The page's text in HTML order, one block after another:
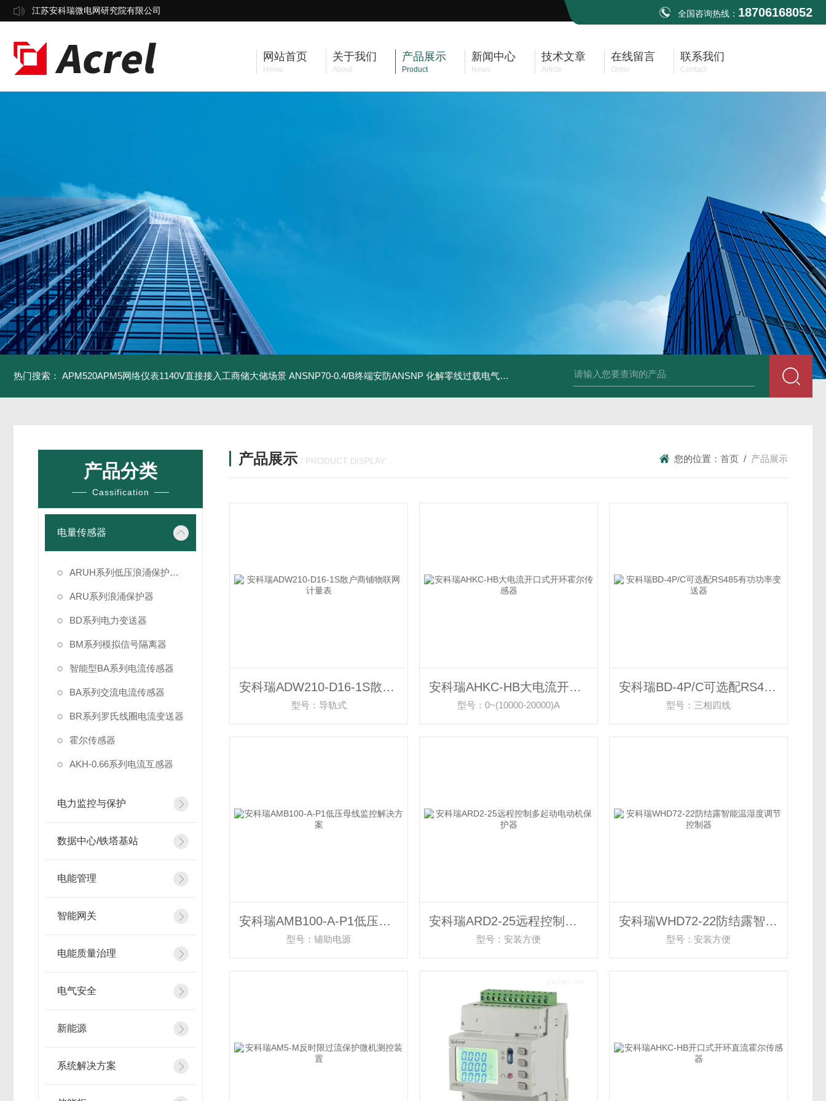
江苏安科瑞微电网研究院有限公司 全国咨询热线： 18706168052
网站首页
Home
关于我们
About
产品展示
Product
新闻中心
News
技术文章
Article
在线留言
Order
联系我们
Contact
热门搜索： APM520APM5网络仪表1140V直接接入工商储大储场景 ANSNP70-0.4/B终端安防ANSNP 化解零线过载电气隐患案例 ANSNP70-0.4/B终端安防ANSNP 化解零线过载电气隐患 数据冻结
产品分类
Cassification
电量传感器
ARUH系列低压浪涌保护装置
ARU系列浪涌保护器
BD系列电力变送器
BM系列模拟信号隔离器
智能型BA系列电流传感器
BA系列交流电流传感器
BR系列罗氏线圈电流变送器
霍尔传感器
AKH-0.66系列电流互感器
电力监控与保护
数据中心/铁塔基站
电能管理
智能网关
电能质量治理
电气安全
新能源
系统解决方案
产品展示 / PRODUCT DISPLAY 您的位置： 首页 / 产品展示
安科瑞ADW210-D16-1S散户商铺物联网计量表
型号：导轨式
安科瑞AHKC-HB大电流开口式开环霍尔传感器
型号：0~(10000-20000)A
安科瑞BD-4P/C可选配RS485有功功率变送器
型号：三相四线
安科瑞AMB100-A-P1低压母线监控解决方案
型号：辅助电源
安科瑞ARD2-25远程控制多起动电动机保护器
型号：安装方便
安科瑞WHD72-22防结露智能温湿度调节控制器
型号：安装方便